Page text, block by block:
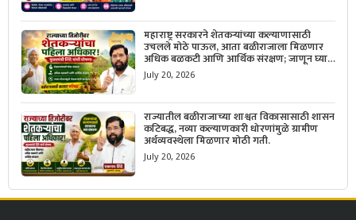
महाराष्ट्र सरकारने शेतकऱ्यांच्या कल्याणासाठी
उचलले मोठे पाऊल, आता बळीराजाला मिळणार
अधिक बळकटी आणि आर्थिक संरक्षण; जाणून घ्या
सरकारचा नवा संकल्प.
July 20, 2026
राज्यातील बळीराजाच्या शाश्वत विकासासाठी शासन
कटिबद्ध, नव्या कल्याणकारी धोरणांमुळे ग्रामीण
अर्थव्यवस्थेला मिळणार मोठी गती.
July 20, 2026